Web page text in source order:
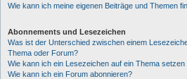
Wie kann ich meine eigenen Beiträge und Themen
Abonnements und Lesezeichen
Was ist der Unterschied zwischen einem
Thema oder Forum?
Wie kann ich ein Lesezeichen auf ein Thema
Wie kann ich ein Forum abonnieren?